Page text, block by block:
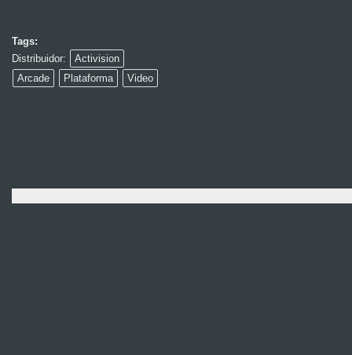
Tags:
Distribuidor:
Activision
Arcade
Plataforma Video